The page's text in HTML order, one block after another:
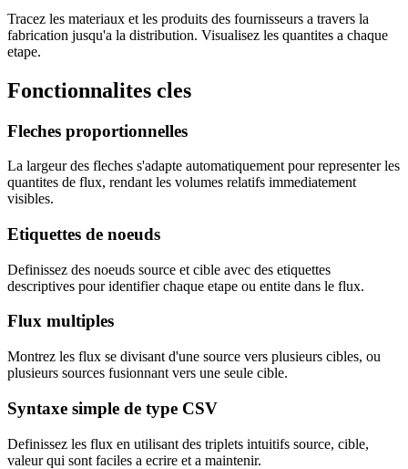
Tracez les materiaux et les produits des fournisseurs a travers la
fabrication jusqu'a la distribution. Visualisez les quantites a chaque
etape.
Fonctionnalites cles
Fleches proportionnelles
La largeur des fleches s'adapte automatiquement pour representer les
quantites de flux, rendant les volumes relatifs immediatement
visibles.
Etiquettes de noeuds
Definissez des noeuds source et cible avec des etiquettes
descriptives pour identifier chaque etape ou entite dans le flux.
Flux multiples
Montrez les flux se divisant d'une source vers plusieurs cibles, ou
plusieurs sources fusionnant vers une seule cible.
Syntaxe simple de type CSV
Definissez les flux en utilisant des triplets intuitifs source, cible,
valeur qui sont faciles a ecrire et a maintenir.